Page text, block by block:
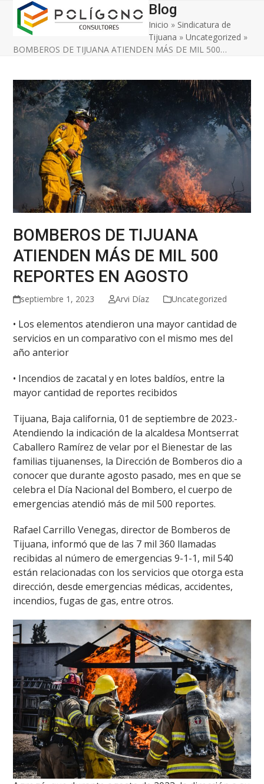
Skip
content
Open
mobile
menu
Close
mobile
menu
Blog
Inicio » Sindicatura de
Tijuana »Uncategorized »
BOMBEROS DE TIJUANA ATIENDEN MÁS DE MIL 500…
BOMBEROS DE TIJUANA
ATIENDEN MÁS DE MIL 500
REPORTES EN AGOSTO
septiembre 1, 2023 Arvi Díaz Uncategorized
• Los elementos atendieron una mayor cantidad de
servicios en un comparativo con el mismo mes del
año anterior
• Incendios de zacatal y en lotes baldíos, entre la
mayor cantidad de reportes recibidos
Tijuana, Baja california, 01 de septiembre de 2023.-
Atendiendo la indicación de la alcaldesa Montserrat
Caballero Ramírez de velar por el Bienestar de las
familias tijuanenses, la Dirección de Bomberos dio a
conocer que durante agosto pasado, mes en que se
celebra el Día Nacional del Bombero, el cuerpo de
emergencias atendió más de mil 500 reportes.
Rafael Carrillo Venegas, director de Bomberos de
Tijuana, informó que de las 7 mil 360 llamadas
recibidas al número de emergencias 9-1-1, mil 540
están relacionadas con los servicios que otorga esta
dirección, desde emergencias médicas, accidentes,
incendios, fugas de gas, entre otros.